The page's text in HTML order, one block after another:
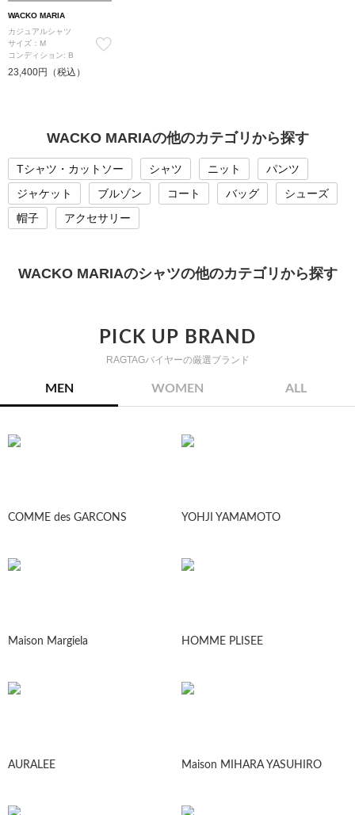
WACKO MARIA
カジュアルシャツ
サイズ：M
コンディション: B
23,400円（税込）
WACKO MARIAの他のカテゴリから探す
Tシャツ・カットソー シャツ ニット
パンツ
ジャケット
ブルゾン コート バッグ
シューズ
帽子
アクセサリー
WACKO MARIAのシャツの他のカテゴリから探す
PICK UP BRAND
RAGTAGバイヤーの厳選ブランド
MEN WOMEN ALL
COMME des GARCONS YOHJI YAMAMOTO
Maison Margiela HOMME PLISEE
AURALEE Maison MIHARA YASUHIRO